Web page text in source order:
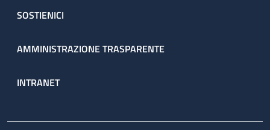
SOSTIENICI
AMMINISTRAZIONE TRASPARENTE
INTRANET